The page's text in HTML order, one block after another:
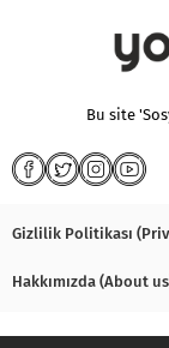
Bu site
Gizlilik Politikası
Hakkımızda (About